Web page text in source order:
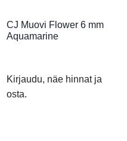
CJ Muovi Flower 6 mm
Aquamarine
Kirjaudu, näe hinnat ja
osta.